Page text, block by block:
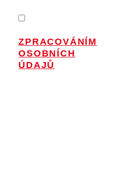
ZPRACOVÁNÍM
OSOBNÍCH
ÚDAJŮ